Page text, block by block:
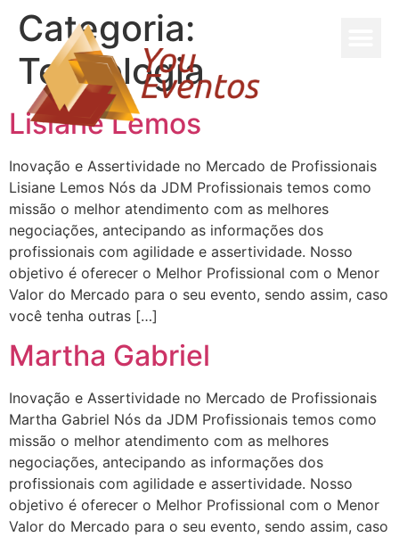
Categoria:
Tecnologia
Lisiane Lemos
Inovação e Assertividade no Mercado de Profissionais
Lisiane Lemos Nós da JDM Profissionais temos como
missão o melhor atendimento com as melhores
negociações, antecipando as informações dos
profissionais com agilidade e assertividade. Nosso
objetivo é oferecer o Melhor Profissional com o Menor
Valor do Mercado para o seu evento, sendo assim, caso
você tenha outras […]
Martha Gabriel
Inovação e Assertividade no Mercado de Profissionais
Martha Gabriel Nós da JDM Profissionais temos como
missão o melhor atendimento com as melhores
negociações, antecipando as informações dos
profissionais com agilidade e assertividade. Nosso
objetivo é oferecer o Melhor Profissional com o Menor
Valor do Mercado para o seu evento, sendo assim, caso